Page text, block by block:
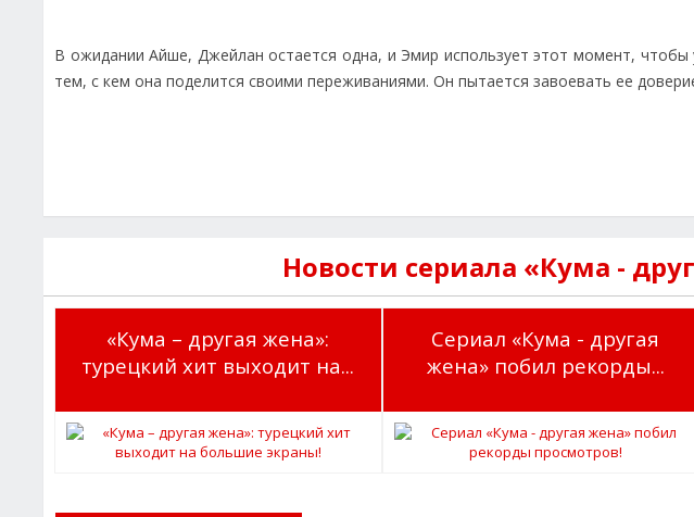
В ожидании Айше, Джейлан остается одна, и Эмир использует этот момент,
тем, с кем она поделится своими переживаниями. Он пытается завоевать ее
Новости сериала «Кума -
«Кума – другая жена»:
турецкий хит выходит на...
Сериал «Кума - другая
жена» побил рекорды...